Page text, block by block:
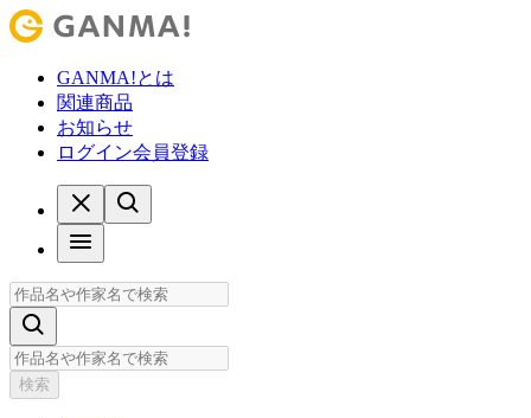
GANMA!とは
関連商品
お知らせ
ログイン会員登録
検索